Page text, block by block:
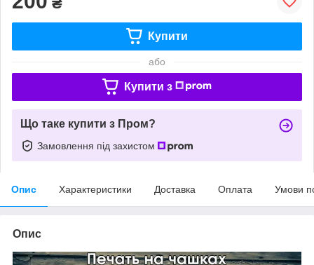
Купити
або
Купити з
Що таке купити з Пром?
Замовлення під захистом
Опис Характеристики Доставка Оплата Умови
Опис